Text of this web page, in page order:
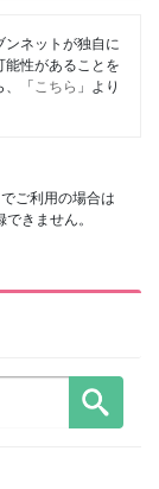
ンネットが独自に
性があることを
、「 こちら 」より
ご利用の場合は
きません。